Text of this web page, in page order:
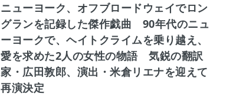
ニューヨーク、オフブロードウェイでロン
グランを記録した傑作戯曲 90年代のニュ
ーヨークで、ヘイトクライムを乗り越え、
愛を求めた2人の女性の物語 気鋭の翻訳
家・広田敦郎、演出・米倉リエナを迎えて
再演決定